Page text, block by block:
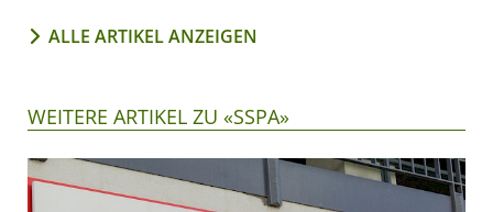
ALLE ARTIKEL ANZEIGEN
WEITERE ARTIKEL ZU «SSPA»